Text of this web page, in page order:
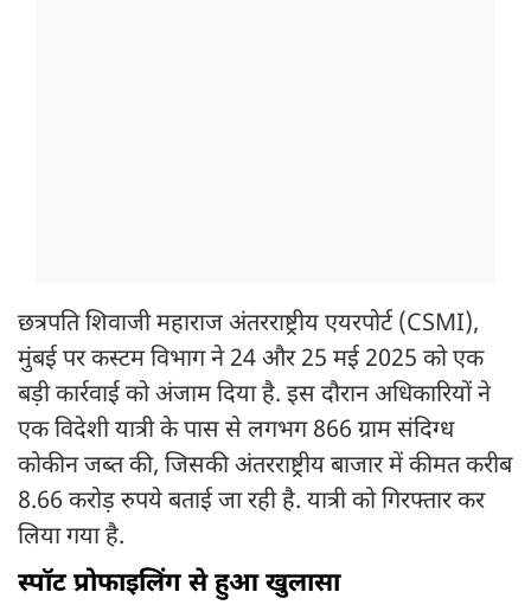
छत्रपति शिवाजी महाराज अंतरराष्ट्रीय एयरपोर्ट (CSMI),
मुंबई पर कस्टम विभाग ने 24 और 25 मई 2025 को एक
बड़ी कार्रवाई को अंजाम दिया है. इस दौरान अधिकारियों ने
एक विदेशी यात्री के पास से लगभग 866 ग्राम संदिग्ध
कोकीन जब्त की, जिसकी अंतरराष्ट्रीय बाजार में कीमत करीब
8.66 करोड़ रुपये बताई जा रही है. यात्री को गिरफ्तार कर
लिया गया है.
स्पॉट प्रोफाइलिंग से हुआ खुलासा